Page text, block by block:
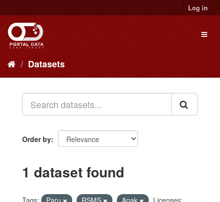
to
content
Log in
Datasets
Order by
1 dataset found
Tags: Paru RSMS Anak
Licenses: